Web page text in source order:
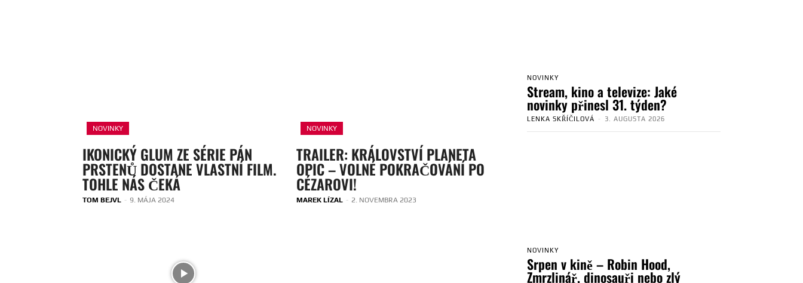
NOVINKY
IKONICKÝ GLUM ZE SÉRIE PÁN
PRSTENŮ DOSTANE VLASTNÍ FILM.
TOHLE NÁS ČEKÁ
TOM BEJVL - 9. MÁJA 2024
NOVINKY
TRAILER: KRÁLOVSTVÍ PLANETA
OPIC – VOLNÉ POKRAČOVÁNÍ PO
CÉZAROVI!
MAREK LÍZAL - 2. NOVEMBRA 2023
NOVINKY
Stream, kino a televize: Jaké
novinky přinesl 31. týden?
LENKA SKŘÍČILOVÁ - 3. AUGUSTA 2026
NOVINKY
Srpen v kině – Robin Hood,
Zmrzlinář, dinosauři nebo zlý